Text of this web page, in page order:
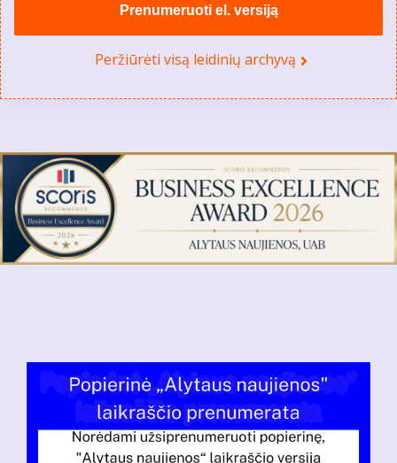
Prenumeruoti el. versiją
Peržiūrėti visą leidinių archyvą